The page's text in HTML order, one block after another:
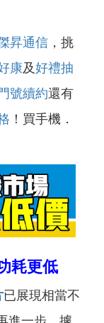
昇通信 ，挑
康及好禮抽
號續約還有
！買手機．
耗更低
已展現相當不